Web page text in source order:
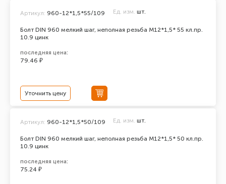
Болт DIN 960 мелкий шаг, неполная резьба M12*1,5* 55 кл.пр.
10.9 цинк
Артикул: 960-12*1,5*55/109 Ед. изм. шт.
последняя цена:
79.46 ₽
Уточнить цену
Болт DIN 960 мелкий шаг, неполная резьба M12*1,5* 50 кл.пр.
10.9 цинк
Артикул: 960-12*1,5*50/109 Ед. изм. шт.
последняя цена:
75.24 ₽